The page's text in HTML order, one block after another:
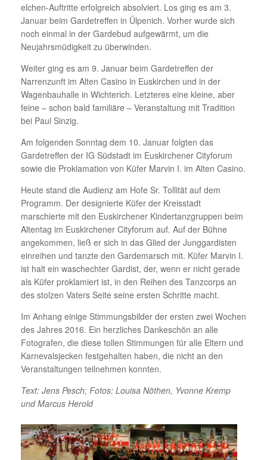
elchen-Auftritte erfolgreich absolviert. Los ging es am 3.
Januar beim Gardetreffen in Ülpenich. Vorher wurde sich
noch einmal in der Gardebud aufgewärmt, um die
Neujahrsmüdigkeit zu überwinden.
Weiter ging es am 9. Januar beim Gardetreffen der
Narrenzunft im Alten Casino in Euskirchen und in der
Wagenbauhalle in Wichterich. Letzteres eine kleine, aber
feine – schon bald familiäre – Veranstaltung mit Tradition
bei Paul Sinzig.
Am folgenden Sonntag dem 10. Januar folgten das
Gardetreffen der IG Südstadt im Euskirchener Cityforum
sowie die Proklamation von Küfer Marvin I. im Alten Casino.
Heute stand die Audienz am Hofe Sr. Tollität auf dem
Programm. Der designierte Küfer der Kreisstadt
marschierte mit den Euskirchener Kindertanzgruppen beim
Altentag im Euskirchener Cityforum auf. Auf der Bühne
angekommen, ließ er sich in das Glied der Junggardisten
einreihen und tanzte den Gardemarsch mit. Küfer Marvin I.
ist halt ein waschechter Gardist, der, wenn er nicht gerade
als Küfer proklamiert ist, in den Reihen des Tanzcorps an
des stolzen Vaters Seite seine ersten Schritte macht.
Im Anhang einige Stimmungsbilder der ersten zwei Wochen
des Jahres 2016. Ein herzliches Dankeschön an alle
Fotografen, die diese tollen Stimmungen für alle Eltern und
Karnevalsjecken festgehalten haben, die nicht an den
Veranstaltungen teilnehmen konnten.
Text: Jens Pesch; Fotos: Louisa Nöthen, Yvonne Kremp
und Marcus Herold